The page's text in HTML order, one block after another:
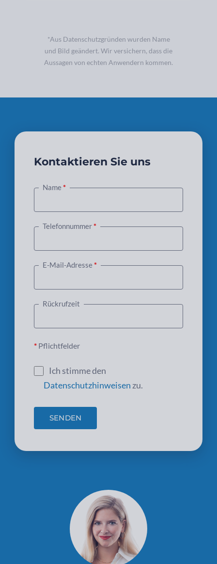
*Aus Datenschutzgründen wurden Name
und Bild geändert. Wir versichern, dass die
Aussagen von echten Anwendern kommen.
Kontaktieren Sie uns
Name*
Telefonnummer*
E-Mail-Adresse*
Rückrufzeit
*Pflichtfelder
Ich stimme den
Datenschutzhinweisen zu.